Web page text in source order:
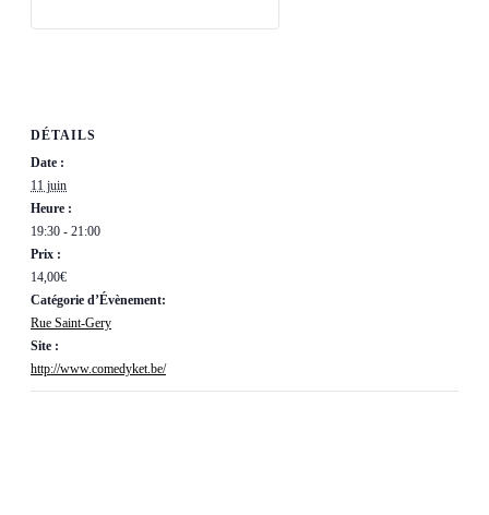
DÉTAILS
Date :
11 juin
Heure :
19:30 - 21:00
Prix :
14,00€
Catégorie d’Évènement:
Rue Saint-Gery
Site :
http://www.comedyket.be/